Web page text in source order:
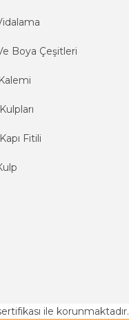
Boya Çeşitleri
Fitili
ile korunmaktadır.